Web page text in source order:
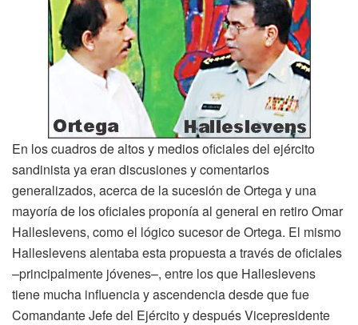
En los cuadros de altos y medios oficiales del ejército
sandinista ya eran discusiones y comentarios
generalizados, acerca de la sucesión de Ortega y una
mayoría de los oficiales proponía al general en retiro Omar
Halleslevens, como el lógico sucesor de Ortega. El mismo
Halleslevens alentaba esta propuesta a través de oficiales
–principalmente jóvenes–, entre los que Halleslevens
tiene mucha influencia y ascendencia desde que fue
Comandante Jefe del Ejército y después Vicepresidente